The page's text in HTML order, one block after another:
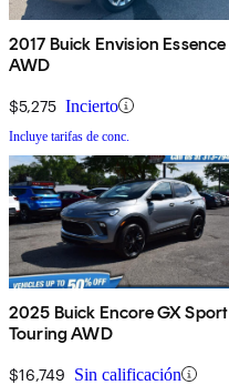
2017 Buick Envision Essence
AWD
$5,275 Incierto
Incluye tarifas de conc.
2025 Buick Encore GX Sport
Touring AWD
$16,749 Sin calificación